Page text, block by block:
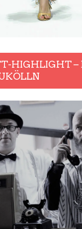
HIGHLIGHT –